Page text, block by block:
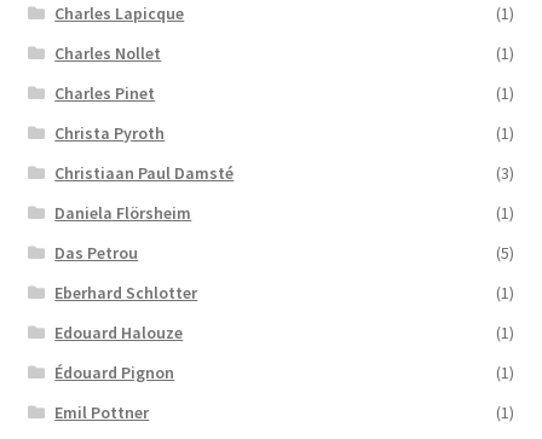
Charles Lapicque
(1)
Charles Nollet
(1)
Charles Pinet
(1)
Christa Pyroth
(1)
Christiaan Paul Damsté
(3)
Daniela Flörsheim
(1)
Das Petrou
(5)
Eberhard Schlotter
(1)
Edouard Halouze
(1)
Édouard Pignon
(1)
Emil Pottner
(1)